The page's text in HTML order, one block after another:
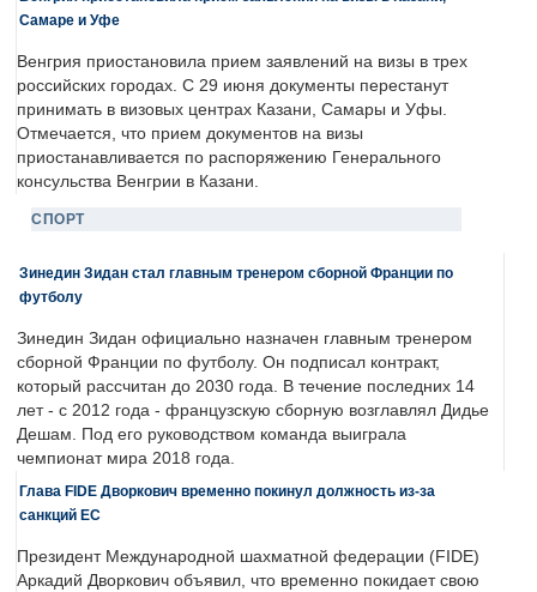
Самаре и Уфе
Венгрия приостановила прием заявлений на визы в трех
российских городах. С 29 июня документы перестанут
принимать в визовых центрах Казани, Самары и Уфы.
Отмечается, что прием документов на визы
приостанавливается по распоряжению Генерального
консульства Венгрии в Казани.
СПОРТ
Зинедин Зидан стал главным тренером сборной Франции по
футболу
Зинедин Зидан официально назначен главным тренером
сборной Франции по футболу. Он подписал контракт,
который рассчитан до 2030 года. В течение последних 14
лет - с 2012 года - французскую сборную возглавлял Дидье
Дешам. Под его руководством команда выиграла
чемпионат мира 2018 года.
Глава FIDE Дворкович временно покинул должность из-за
санкций ЕС
Президент Международной шахматной федерации (FIDE)
Аркадий Дворкович объявил, что временно покидает свою